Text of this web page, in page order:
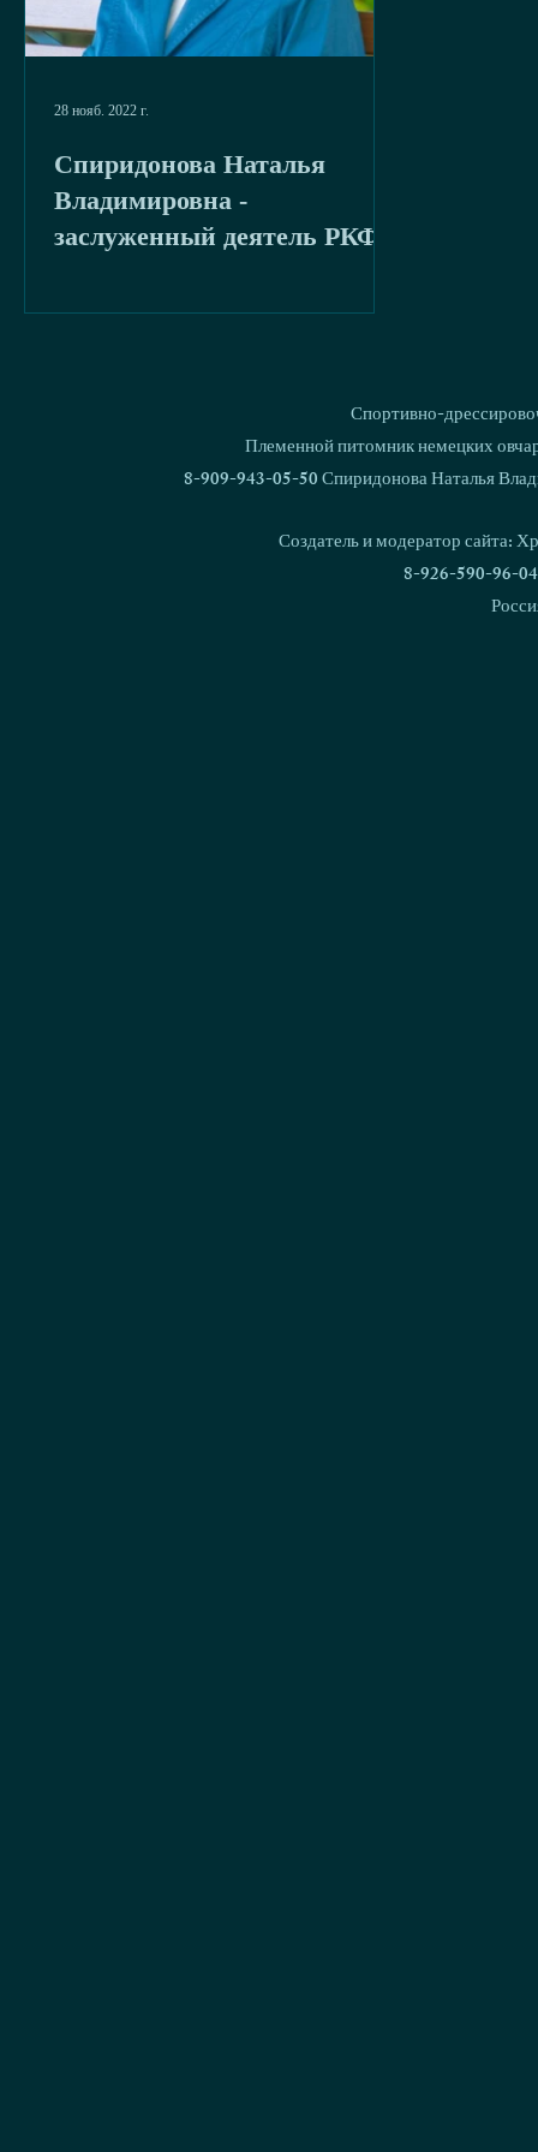
Спиридонова Наталья
Владимировна -
заслуженный деятель РКФ
28 нояб. 2022 г.
Спортивно-
Племенной питомник немецких
8-909-943-05-50 Спиридонова Наталья
Создатель и модератор сайта:
8-926-590-96-